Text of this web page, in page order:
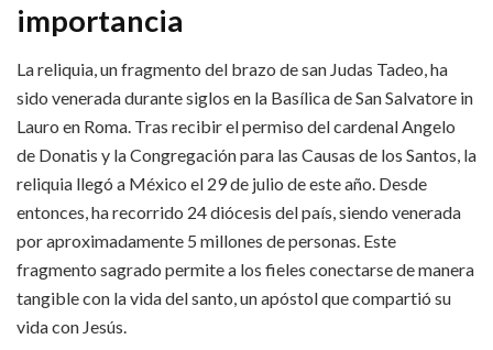
importancia
La reliquia, un fragmento del brazo de san Judas Tadeo, ha
sido venerada durante siglos en la Basílica de San Salvatore in
Lauro en Roma. Tras recibir el permiso del cardenal Angelo
de Donatis y la Congregación para las Causas de los Santos, la
reliquia llegó a México el 29 de julio de este año. Desde
entonces, ha recorrido 24 diócesis del país, siendo venerada
por aproximadamente 5 millones de personas. Este
fragmento sagrado permite a los fieles conectarse de manera
tangible con la vida del santo, un apóstol que compartió su
vida con Jesús.